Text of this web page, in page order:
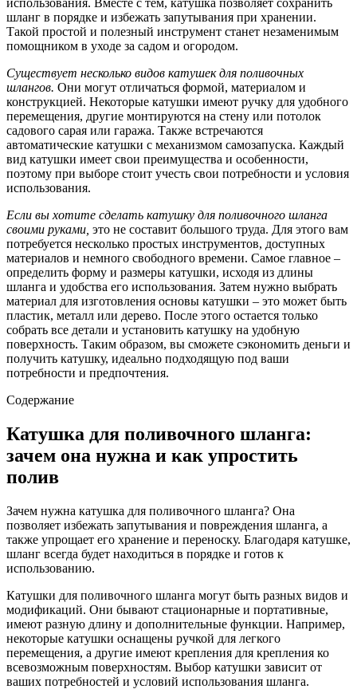
шланг в порядке и избежать запутывания при хранении.
Такой простой и полезный инструмент станет незаменимым
помощником в уходе за садом и огородом.
Существует несколько видов катушек для поливочных
шлангов. Они могут отличаться формой, материалом и
конструкцией. Некоторые катушки имеют ручку для удобного
перемещения, другие монтируются на стену или потолок
садового сарая или гаража. Также встречаются
автоматические катушки с механизмом самозапуска. Каждый
вид катушки имеет свои преимущества и особенности,
поэтому при выборе стоит учесть свои потребности и условия
использования.
Если вы хотите сделать катушку для поливочного шланга
своими руками, это не составит большого труда. Для этого вам
потребуется несколько простых инструментов, доступных
материалов и немного свободного времени. Самое главное –
определить форму и размеры катушки, исходя из длины
шланга и удобства его использования. Затем нужно выбрать
материал для изготовления основы катушки – это может быть
пластик, металл или дерево. После этого остается только
собрать все детали и установить катушку на удобную
поверхность. Таким образом, вы сможете сэкономить деньги и
получить катушку, идеально подходящую под ваши
потребности и предпочтения.
Содержание
Катушка для поливочного шланга:
зачем она нужна и как упростить
полив
Зачем нужна катушка для поливочного шланга? Она
позволяет избежать запутывания и повреждения шланга, а
также упрощает его хранение и переноску. Благодаря катушке,
шланг всегда будет находиться в порядке и готов к
использованию.
Катушки для поливочного шланга могут быть разных видов и
модификаций. Они бывают стационарные и портативные,
имеют разную длину и дополнительные функции. Например,
некоторые катушки оснащены ручкой для легкого
перемещения, а другие имеют крепления для крепления ко
всевозможным поверхностям. Выбор катушки зависит от
ваших потребностей и условий использования шланга.